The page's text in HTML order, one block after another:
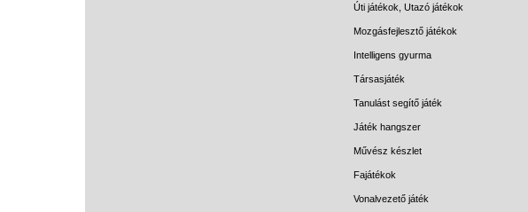
Úti játékok, Utazó játékok
Mozgásfejlesztő játékok
Intelligens gyurma
Társasjáték
Tanulást segítő játék
Játék hangszer
Művész készlet
Fajátékok
Vonalvezető játék